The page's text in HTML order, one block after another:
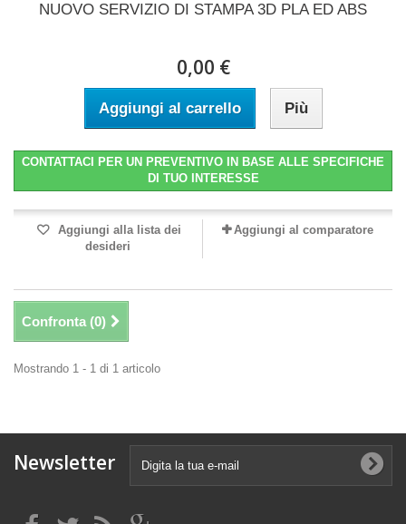
NUOVO SERVIZIO DI STAMPA 3D PLA ED ABS
0,00 €
Aggiungi al carrello Più
CONTATTACI PER UN PREVENTIVO IN BASE ALLE SPECIFICHE
DI TUO INTERESSE
Aggiungi alla lista dei
desideri
Aggiungi al comparatore
Confronta (0)
Mostrando 1 - 1 di 1 articolo
Newsletter